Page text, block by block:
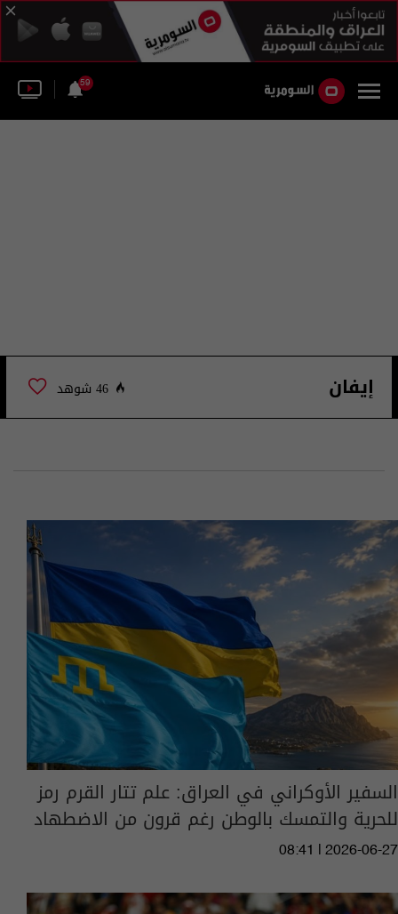
59
إيفان 46 شوهد
السفير الأوكراني في العراق: علم تتار القرم رمز
للحرية والتمسك بالوطن رغم قرون من الاضطهاد
08:41 | 2026-06-27